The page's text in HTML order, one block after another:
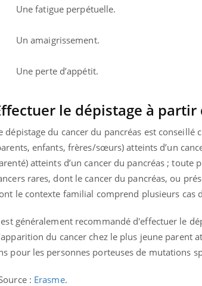
fatigue perpétuelle.
amaigrissement.
perte d’appétit.
le dépistage à partir
dépistage du cancer du pancréas est
enfants, frères/sœurs) atteints d’un
atteints d’un cancer du pancréas ; toute
rares, dont le cancer du pancréas, ou
le contexte familial comprend plusieurs cas
généralement recommandé d'effectuer le
du cancer chez le plus jeune parent
pour les personnes porteuses de mutations
: Erasme.
des Mains :
maladieYoutube
qui sont faciles à aborder...
la maladie d'un proche c'est
Youtube
Carence en
prévenir
Fatigue,
même alopécie…
carence en fer